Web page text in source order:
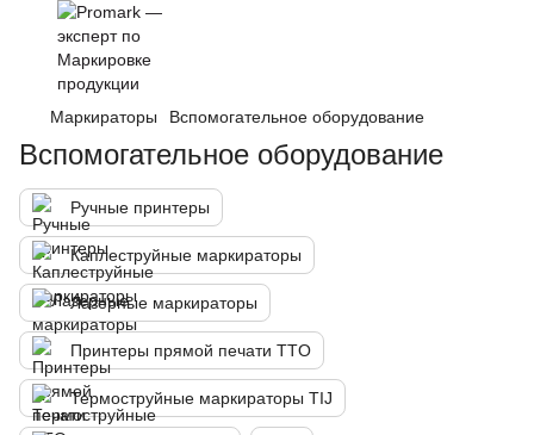
Маркираторы Вспомогательное оборудование
Вспомогательное оборудование
Ручные принтеры
Каплеструйные маркираторы
Лазерные маркираторы
Принтеры прямой печати TTO
Термоструйные маркираторы TIJ